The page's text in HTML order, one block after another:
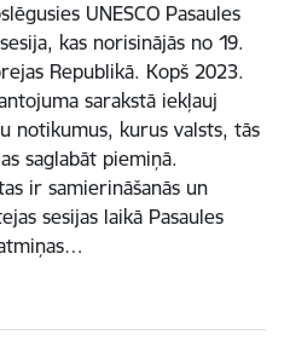
UNESCO Pasaules
kas norisinājās no 19.
Republikā. Kopš 2023.
sarakstā iekļauj
notikumus, kurus valsts, tās
saglabāt piemiņā.
ir samierināšanās un
sesijas laikā Pasaules